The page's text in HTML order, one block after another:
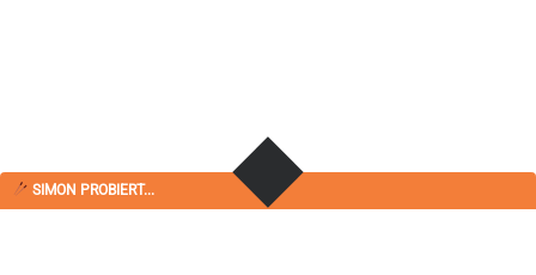
SIMON PROBIERT...